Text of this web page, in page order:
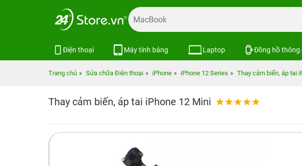
Điện thoại Máy tính bảng Laptop Đồng hồ thông
Trang chủ Sửa chữa Điện thoại iPhone iPhone 12 Series Thay cảm biến, áp tai
Thay cảm biến, áp tai iPhone 12 Mini